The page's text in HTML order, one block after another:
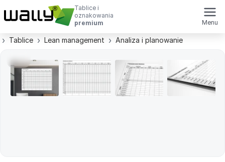
Tablice i
oznakowania
premium
Menu
Tablice Lean management Analiza i planowanie